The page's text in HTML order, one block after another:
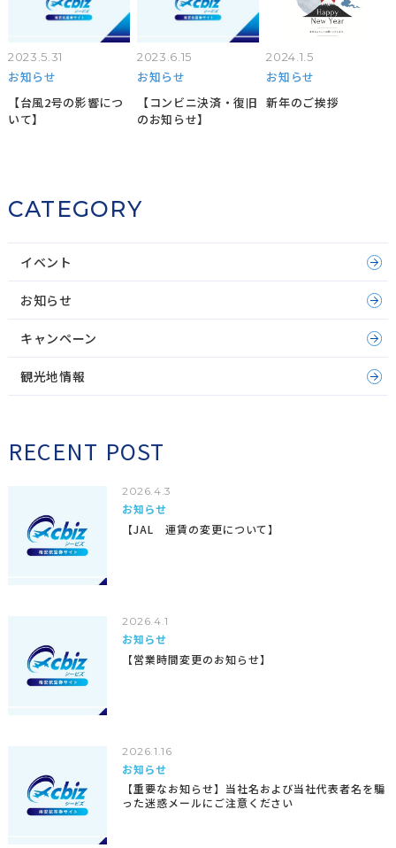
2023.5.31
お知らせ
【台風2号の影響につ
いて】
2023.6.15
お知らせ
【コンビニ決済・復旧
のお知らせ】
2024.1.5
お知らせ
新年のご挨拶
CATEGORY
イベント
お知らせ
キャンペーン
観光地情報
RECENT POST
2026.4.3
お知らせ
【JAL 運賃の変更について】
2026.4.1
お知らせ
【営業時間変更のお知らせ】
2026.1.16
お知らせ
【重要なお知らせ】当社名および当社代表者名を騙
った迷惑メールにご注意ください